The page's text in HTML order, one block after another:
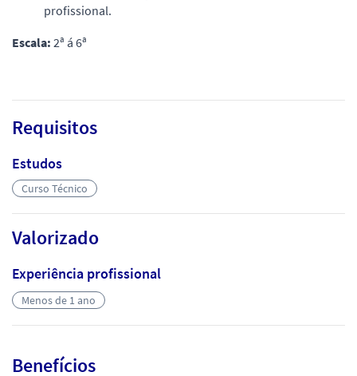
profissional.
Escala: 2ª á 6ª
Requisitos
Estudos
Curso Técnico
Valorizado
Experiência profissional
Menos de 1 ano
Benefícios